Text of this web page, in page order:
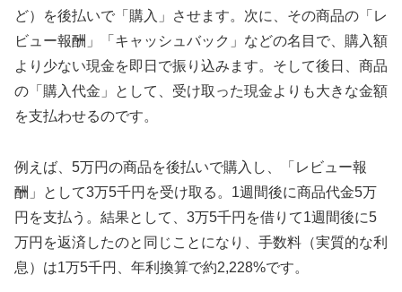
ど）を後払いで「購入」させます。次に、その商品の「レ
ビュー報酬」「キャッシュバック」などの名目で、購入額
より少ない現金を即日で振り込みます。そして後日、商品
の「購入代金」として、受け取った現金よりも大きな金額
を支払わせるのです。
例えば、5万円の商品を後払いで購入し、「レビュー報
酬」として3万5千円を受け取る。1週間後に商品代金5万
円を支払う。結果として、3万5千円を借りて1週間後に5
万円を返済したのと同じことになり、手数料（実質的な利
息）は1万5千円、年利換算で約2,228%です。